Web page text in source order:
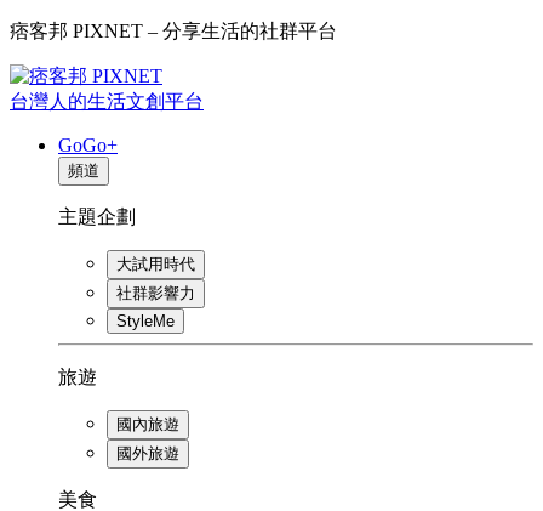
痞客邦 PIXNET – 分享生活的社群平台
台灣人的生活文創平台
GoGo+
頻道
主題企劃
大試用時代
社群影響力
StyleMe
旅遊
國內旅遊
國外旅遊
美食